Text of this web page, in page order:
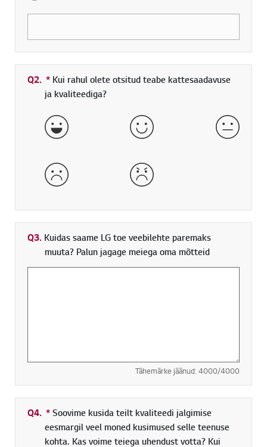
Q2. * Kohustuslik väli
Kui rahul olete otsitud teabe kattesaadavuse
ja kvaliteediga?
väga hea hea
halb väga halb
Q3. Kuidas saame LG toe veebilehte paremaks
muuta? Palun jagage meiega oma mõtteid
Tähemärke jäänud: 4000/4000
Q4. *Kohustuslik väli
Soovime kusida teilt kvaliteedi jalgimise
eesmargil veel moned kusimused selle teenuse
kohta. Kas voime teiega uhendust votta? Kui